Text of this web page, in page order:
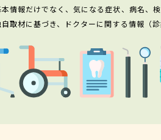
情報だけでなく、気になる症状、病名、
取材に基づき、ドクターに関する情報（